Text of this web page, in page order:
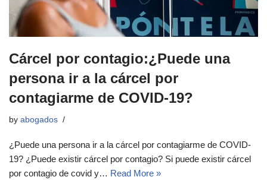
Cárcel por contagio:¿Puede una
persona ir a la cárcel por
contagiarme de COVID-19?
by abogados
¿Puede una persona ir a la cárcel por contagiarme de COVID-
19? ¿Puede existir cárcel por contagio? Si puede existir cárcel
por contagio de covid y… Read More »